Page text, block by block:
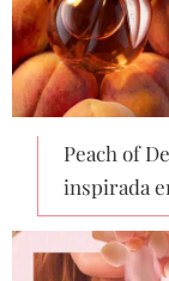
Peach of
inspirada